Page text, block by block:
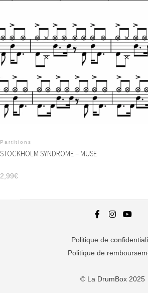
Partitions
STOCKHOLM SYNDROME – MUSE
2,99€
Politique de
Politique de
© La DrumBox 2025